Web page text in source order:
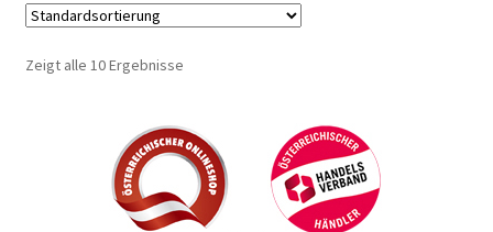
Zeigt alle 10 Ergebnisse